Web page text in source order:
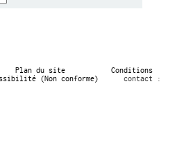
Plan du site
Conditions
(Non conforme)
contact :